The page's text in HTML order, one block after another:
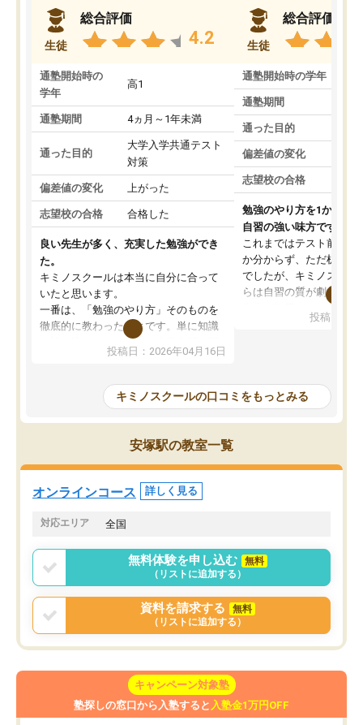
生徒
総合評価
4.2
通塾開始時の
学年
高1
通塾期間 4ヵ月～1年未満
通った目的
大学入学共通テスト
対策
偏差値の変化 上がった
志望校の合格 合格した
良い先生が多く、充実した勉強ができ
た。
キミノスクールは本当に自分に合って
いたと思います。
一番は、「勉強のやり方」そのものを
徹底的に教わったことです。単に知識
を詰め込むのではなく、自学自習の習
慣が身につくよう並走してくれるの
はなくなりました。
講師の方との距離も近く、親身なコー
チングのおかげで、停滞期もモチベー
ションを維持できました。「やらされ
る勉強」から「目標のための勉強」へ
意識が変わったことが、目標校への合
投稿日：2026年04月16日
生徒
総合評価
通塾開始時の学年
通塾期間
通った目的
偏差値の変化
志望校の合格
勉強のやり方を1から教
自習の強い味方です。
これまではテスト前に何
か分からず、ただ机に座
でしたが、キミノスクー
らは自習の質が劇的に変
を明確にしてくれるの
の仕方をコーチングして
ルなので、家での学習習
身につきました。結果と
た。自分から学ぶ姿勢を
投稿日：
キミノスクールの口コミをもっとみる
安塚駅の教室一覧
オンラインコース 詳しく見る
対応エリア 全国
無料体験を申し込む
無料
（リストに追加する）
資料を請求する
無料
（リストに追加する）
キャンペーン対象塾
塾探しの窓口から入塾すると 入塾金1万円OFF